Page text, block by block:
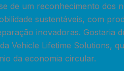
de um reconhecimento dos
sustentáveis, com
inovadoras. Gostaria
Vehicle Lifetime Solutions,
da economia circular.